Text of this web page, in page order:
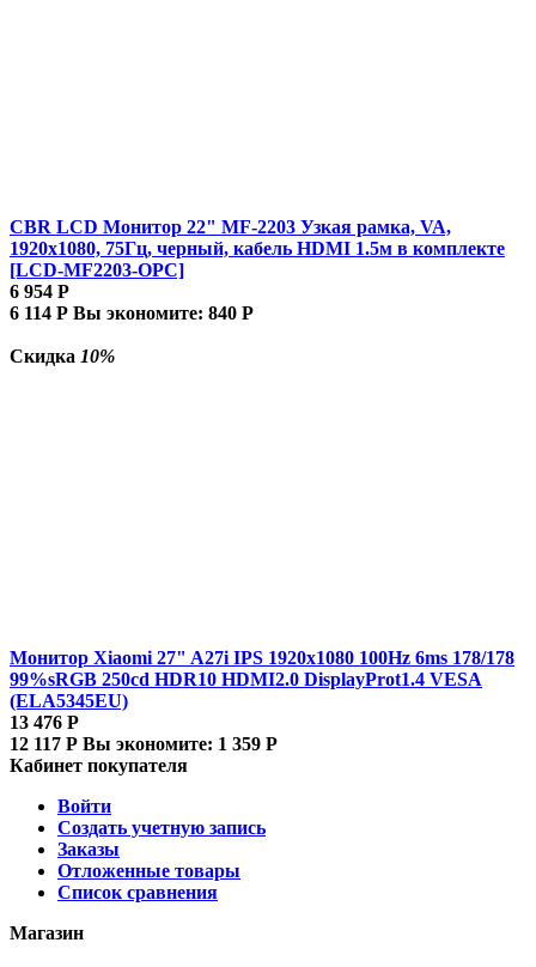
CBR LCD Монитор 22" MF-2203 Узкая рамка, VA,
1920x1080, 75Гц, черный, кабель HDMI 1.5м в комплекте
[LCD-MF2203-OPC]
6 954 Р
6 114 Р Вы экономите: 840 Р
Скидка 10%
Монитор Xiaomi 27" A27i IPS 1920x1080 100Hz 6ms 178/178
99%sRGB 250cd HDR10 HDMI2.0 DisplayProt1.4 VESA
(ELA5345EU)
13 476 Р
12 117 Р Вы экономите: 1 359 Р
Кабинет покупателя
Войти
Создать учетную запись
Заказы
Отложенные товары
Список сравнения
Магазин